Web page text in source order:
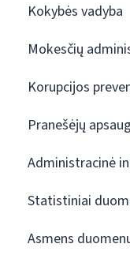
Kokybės vadyba
Mokesčių
Korupcijos
Pranešėjų
Administracinė
Statistiniai
Asmens